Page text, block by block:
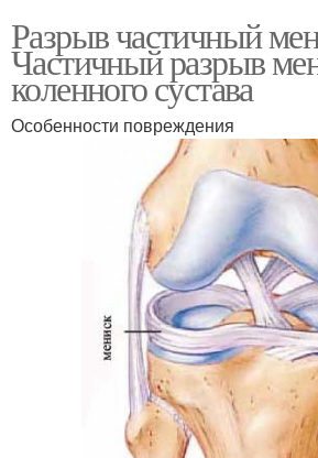
Разрыв частичный
Частичный разрыв
коленного сустава
Особенности повреждения